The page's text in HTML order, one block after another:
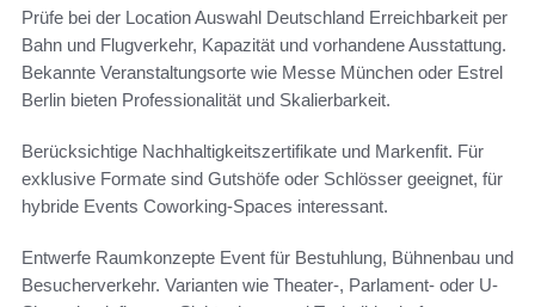
Prüfe bei der Location Auswahl Deutschland Erreichbarkeit per
Bahn und Flugverkehr, Kapazität und vorhandene Ausstattung.
Bekannte Veranstaltungsorte wie Messe München oder Estrel
Berlin bieten Professionalität und Skalierbarkeit.
Berücksichtige Nachhaltigkeitszertifikate und Markenfit. Für
exklusive Formate sind Gutshöfe oder Schlösser geeignet, für
hybride Events Coworking-Spaces interessant.
Entwerfe Raumkonzepte Event für Bestuhlung, Bühnenbau und
Besucherverkehr. Varianten wie Theater-, Parlament- oder U-